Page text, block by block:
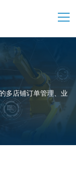
多店铺订单管理、业